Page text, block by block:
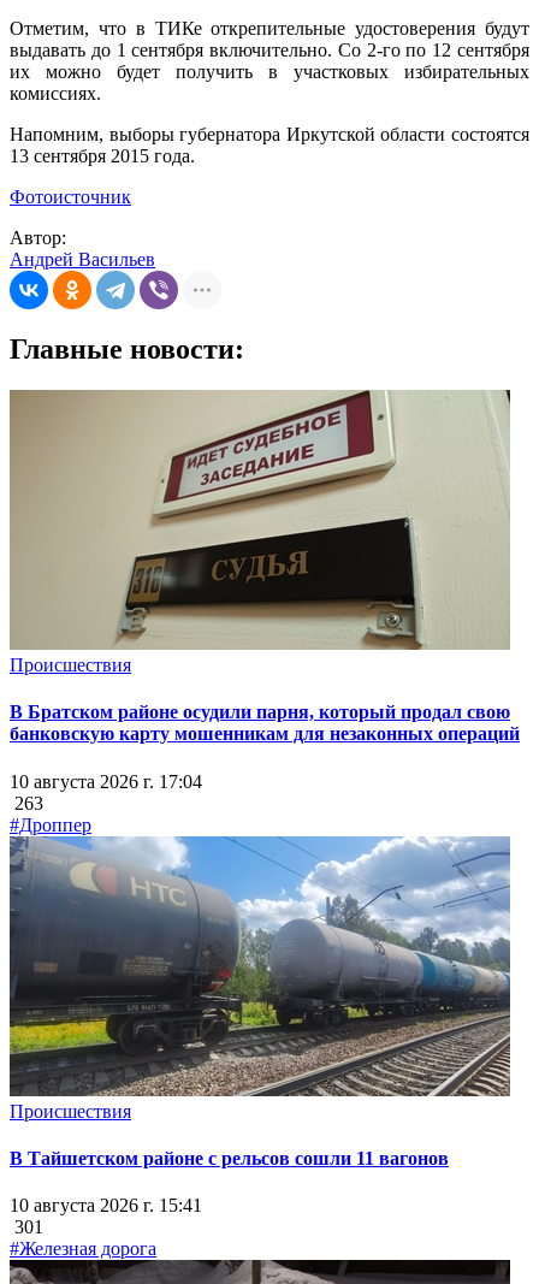
Отметим, что в ТИКе открепительные удостоверения будут
выдавать до 1 сентября включительно. Со 2-го по 12 сентября
их можно будет получить в участковых избирательных
комиссиях.
Напомним, выборы губернатора Иркутской области состоятся
13 сентября 2015 года.
Фотоисточник
Автор:
Андрей Васильев
Главные новости:
Происшествия
В Братском районе осудили парня, который продал свою
банковскую карту мошенникам для незаконных операций
10 августа 2026 г. 17:04
263
#Дроппер
Происшествия
В Тайшетском районе с рельсов сошли 11 вагонов
10 августа 2026 г. 15:41
301
#Железная дорога